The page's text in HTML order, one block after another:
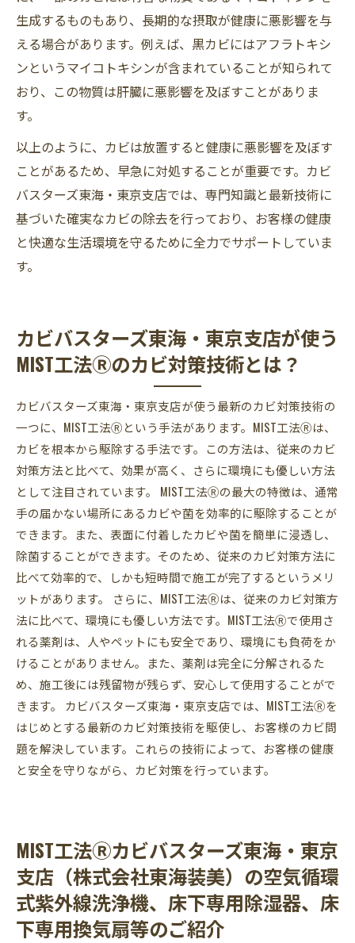
生成するものもあり、長期的な摂取が健康に悪影響を与
える場合があります。例えば、黒カビにはアフラトキシ
ンというマイコトキシンが含まれていることが知られて
おり、この物質は肝臓に悪影響を及ぼすことがありま
す。
以上のように、カビは放置すると健康に悪影響を及ぼす
ことがあるため、早急に対処することが重要です。カビ
バスターズ東海・東京支店では、専門知識と最新技術に
基づいた確実なカビの除去を行っており、お客様の健康
と快適な生活環境を守るために全力でサポートしていま
す。
カビバスターズ東海・東京支店が使う
MIST工法Ⓡのカビ対策技術とは？
カビバスターズ東海・東京支店が使う最新のカビ対策技術の
一つに、MIST工法Ⓡという手法があります。MIST工法Ⓡは、
カビを根本から駆除する手法です。この方法は、従来のカビ
対策方法と比べて、効果が高く、さらに環境にも優しい方法
として注目されています。 MIST工法Ⓡの最大の特徴は、通常
手の届かない場所にあるカビや菌を効率的に駆除することが
できます。また、表面に付着したカビや菌を簡単に浸透し、
除菌することができます。そのため、従来のカビ対策方法に
比べて効率的で、しかも短時間で施工が完了するというメリ
ットがあります。 さらに、MIST工法Ⓡは、従来のカビ対策方
法に比べて、環境にも優しい方法です。MIST工法Ⓡで使用さ
れる薬剤は、人やペットにも安全であり、環境にも負荷をか
けることがありません。また、薬剤は完全に分解されるた
め、施工後には残留物が残らず、安心して使用することがで
きます。 カビバスターズ東海・東京支店では、MIST工法Ⓡを
はじめとする最新のカビ対策技術を駆使し、お客様のカビ問
題を解決しています。これらの技術によって、お客様の健康
と安全を守りながら、カビ対策を行っています。
MIST工法Ⓡカビバスターズ東海・東京
支店（株式会社東海装美）の空気循環
式紫外線洗浄機、床下専用除湿器、床
下専用換気扇等のご紹介